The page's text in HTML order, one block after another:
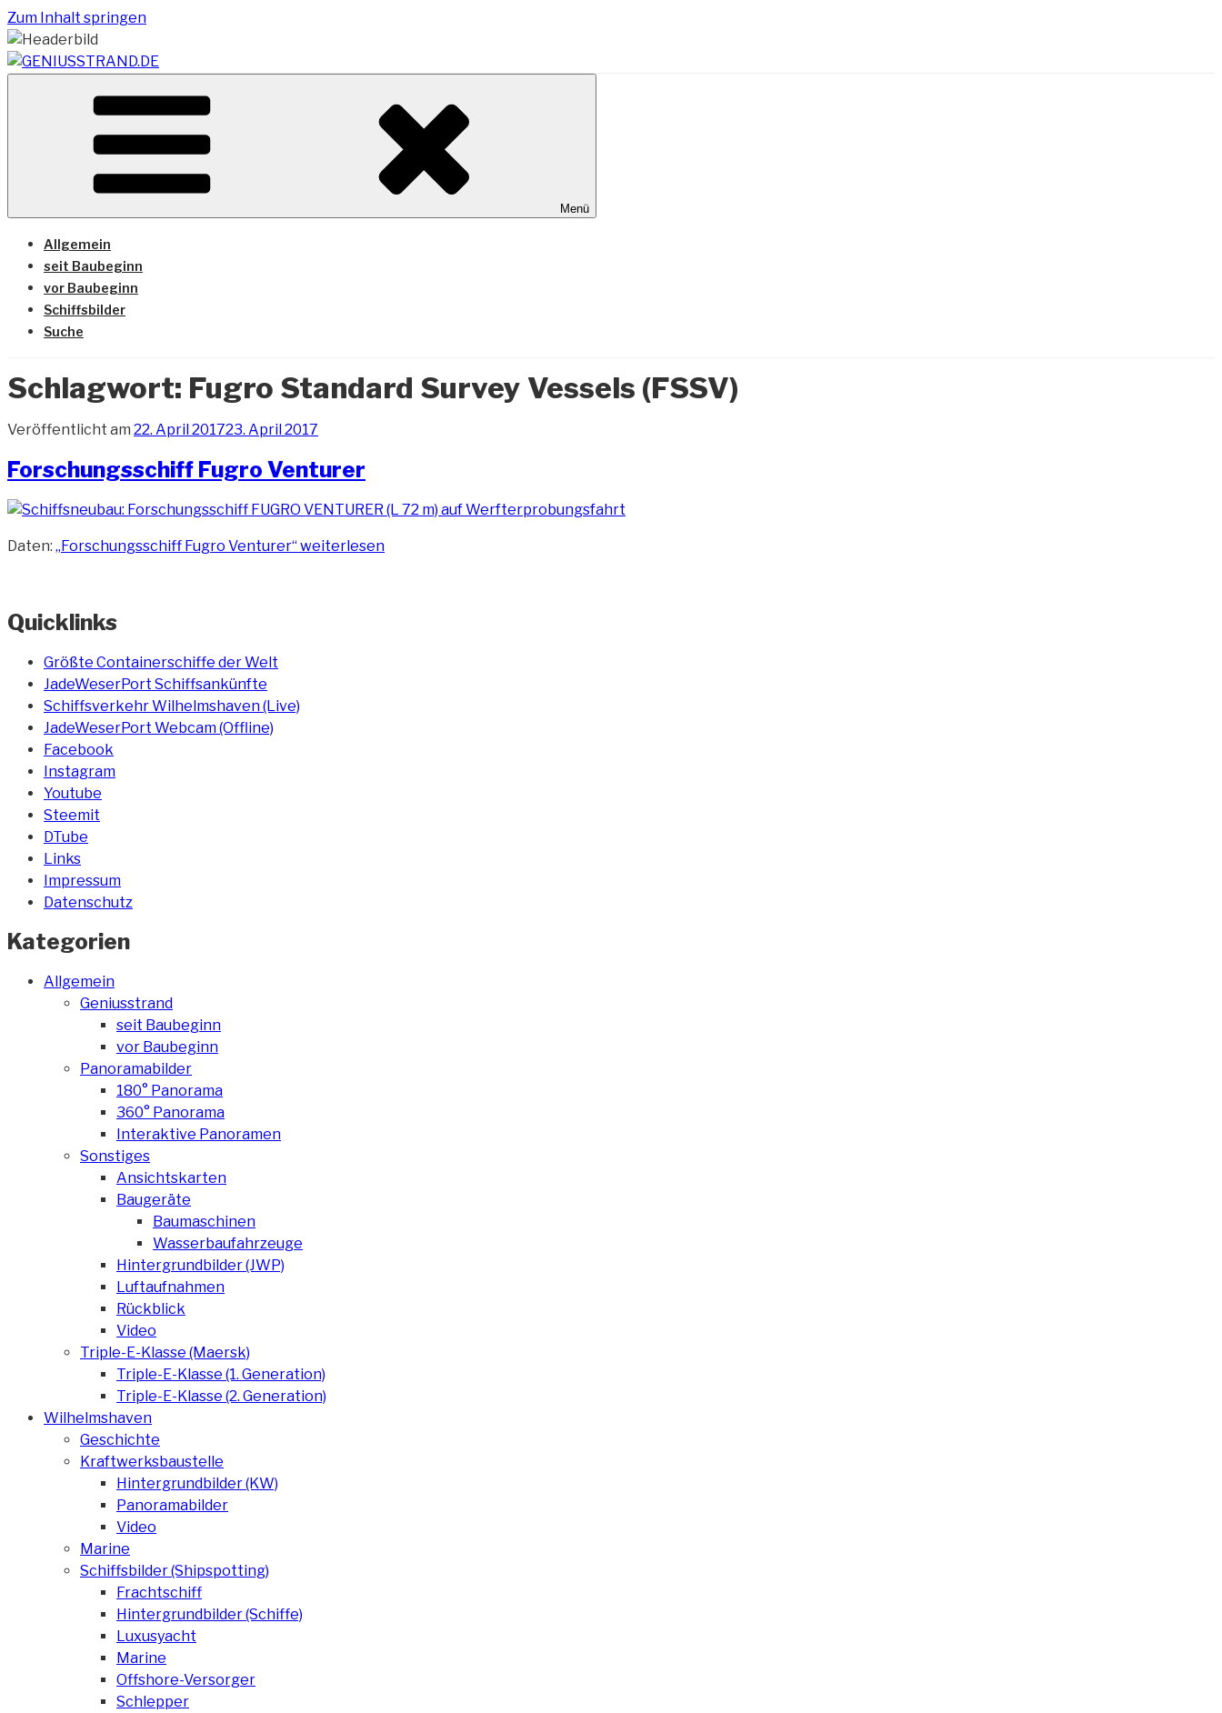
Zum Inhalt springen
GENIUSSTRAND.DE
Vom Geniusstrand zum JadeWeserPort/Container Terminal Wilhelmshaven
Menü
Allgemein
seit Baubeginn
vor Baubeginn
Schiffsbilder
Suche
Schlagwort: Fugro Standard Survey Vessels (FSSV)
Veröffentlicht am 22. April 201723. April 2017
Forschungsschiff Fugro Venturer
Daten: „Forschungsschiff Fugro Venturer“weiterlesen
Quicklinks
Größte Containerschiffe der Welt
JadeWeserPort Schiffsankünfte
Schiffsverkehr Wilhelmshaven (Live)
JadeWeserPort Webcam (Offline)
Facebook
Instagram
Youtube
Steemit
DTube
Links
Impressum
Datenschutz
Kategorien
Allgemein
Geniusstrand
seit Baubeginn
vor Baubeginn
Panoramabilder
180° Panorama
360° Panorama
Interaktive Panoramen
Sonstiges
Ansichtskarten
Baugeräte
Baumaschinen
Wasserbaufahrzeuge
Hintergrundbilder (JWP)
Luftaufnahmen
Rückblick
Video
Triple-E-Klasse (Maersk)
Triple-E-Klasse (1. Generation)
Triple-E-Klasse (2. Generation)
Wilhelmshaven
Geschichte
Kraftwerksbaustelle
Hintergrundbilder (KW)
Panoramabilder
Video
Marine
Schiffsbilder (Shipspotting)
Frachtschiff
Hintergrundbilder (Schiffe)
Luxusyacht
Marine
Offshore-Versorger
Schlepper